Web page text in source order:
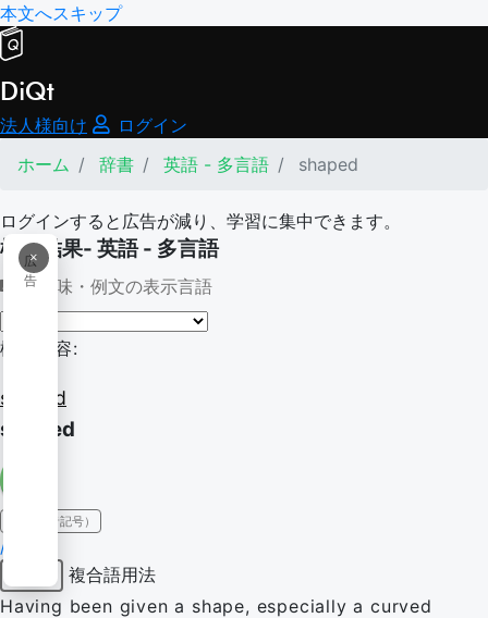
本文へスキップ
DiQt
法人様向け
ログイン
ホーム
辞書 英語 - 多言語 shaped
ログインすると広告が減り、学習に集中できます。
×
広
告
検索結果- 英語 - 多言語
意味・例文の表示言語
検索内容:
shaped
shaped
IPA（発音記号）
/ʃeɪpt/
複合語用法
Having been given a shape, especially a curved